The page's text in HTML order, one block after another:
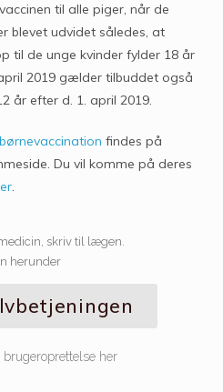
til alle piger, når de
blevet udvidet således, at
til de unge kvinder fylder 18 år
2019 gælder tilbuddet også
år efter d. 1. april 2019.
børnevaccinationfindes på
Du vil komme på deres
.
skriv til lægen.
herunder
her